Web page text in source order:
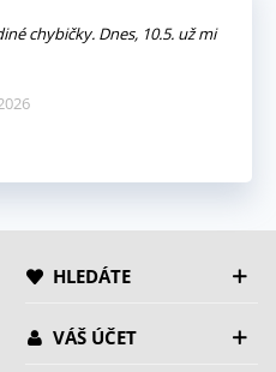
chybičky. Dnes, 10.5. už mi
HLEDÁTE
VÁŠ ÚČET